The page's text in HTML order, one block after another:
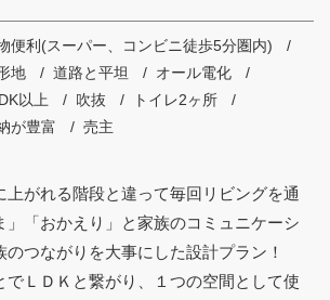
便利(スーパー、コンビニ徒歩5分圏内)
地
道路と平坦
オール電化
以上
吹抜
トイレ2ヶ所
が豊富
売主
上がれる階段と違って毎回リビングを通
」「おかえり」と家族のコミュニケーシ
のつながりを大事にした設計プラン！
でＬＤＫと繋がり、１つの空間として使